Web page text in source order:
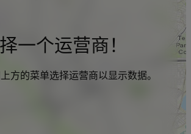
一个运营商！
方的菜单选择运营商以显示数据。